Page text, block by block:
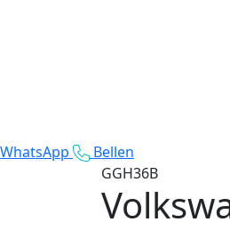
WhatsApp
Bellen
GGH36B